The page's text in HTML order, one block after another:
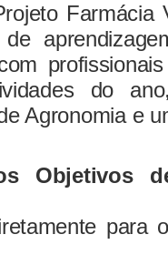
Farmácia
de
do
Agronomia e
Objetivos
para